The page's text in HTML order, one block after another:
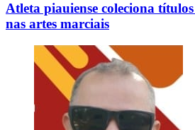
Atleta piauiense coleciona
nas artes marciais